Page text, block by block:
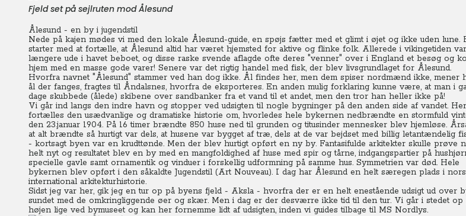
Fjeld set på sejlruten mod Ålesund
Ålesund - en by i jugendstil
Nede på kajen mødes vi med den lokale Ålesund-guide, en spøjs fætter med et glimt i øjet og ikke uden lune.
starter med at fortælle, at Ålesund altid har været hjemsted for aktive og flinke folk. Allerede i vikingetiden
længere ude i havet beboet, og disse raske svende aflagde ofte deres "venner" over i England et besøg og
hjem med en masse gode varer! Senere var det rigtig handel med fisk, der blev livsgrundlaget for Ålesund.
Hvorfra navnet "Ålesund" stammer ved han dog ikke. Ål findes her, men dem spiser nordmænd ikke, mener
ål der fanges, fragtes til Åndalsnes, hvorfra de eksporteres. En anden mulig forklaring kunne være, at man i
dage skubbede (ålede) skibene over sandbanker fra et vand til et andet, men den tror han heller ikke på!
Vi går ind langs den indre havn og stopper ved udsigten til nogle bygninger på den anden side af vandet. Her
fortælles den usædvanlige og dramatiske historie om, hvorledes hele bykernen nedbrændte en stormfuld
den 23.januar 1904. På 16 timer brændte 850 huse ned til grunden og titusinder mennesker blev hjemløse.
at alt brændte så hurtigt var dels, at husene var bygget af træ, dels at de var bejdset med billig letantændelig
- kortsagt byen var en krudttønde. Men der blev hurtigt opført en ny by. Fantasifulde arkitekter skulle prøve
helt nyt og resultatet blev en by med en mangfoldighed af huse med spir og tårne, indgangspartier på
specielle gavle samt ornamentik og vinduer i forskellig udformning på samme hus. Symmetrien var død. Hele
bykernen blev opført i den såkaldte Jugendstil (Art Nouveau). I dag har Ålesund en helt særegen plads i
international arkitekturhistorie.
Sidst jeg var her, gik jeg en tur op på byens fjeld - Aksla - hvorfra der er en helt enestående udsigt ud over
sundet med de omkringliggende øer og skær. Men i dag er der desværre ikke tid til den tur. Vi går i stedet op
højen lige ved bymuseet og kan her fornemme lidt af udsigten, inden vi guides tilbage til MS Nordlys.